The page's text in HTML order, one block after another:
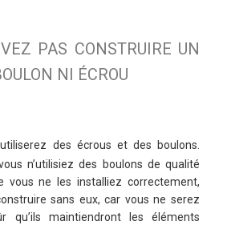
PAS CONSTRUIRE UN
NI ÉCROU
des écrous et des boulons.
n’utilisiez des boulons de qualité
vous ne les installiez correctement,
sans eux, car vous ne serez
qu’ils maintiendront les éléments